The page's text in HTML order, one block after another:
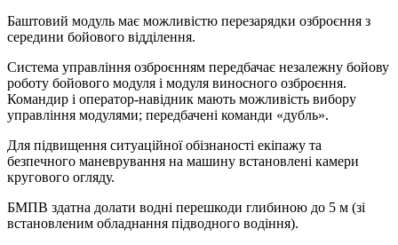
Баштовий модуль має можливістю перезарядки озброєння з
середини бойового відділення.
Система управління озброєнням передбачає незалежну бойову
роботу бойового модуля і модуля виносного озброєння.
Командир і оператор-навідник мають можливість вибору
управління модулями; передбачені команди «дубль».
Для підвищення ситуаційної обізнаності екіпажу та
безпечного маневрування на машину встановлені камери
кругового огляду.
БМПВ здатна долати водні перешкоди глибиною до 5 м (зі
встановленим обладнання підводного водіння).